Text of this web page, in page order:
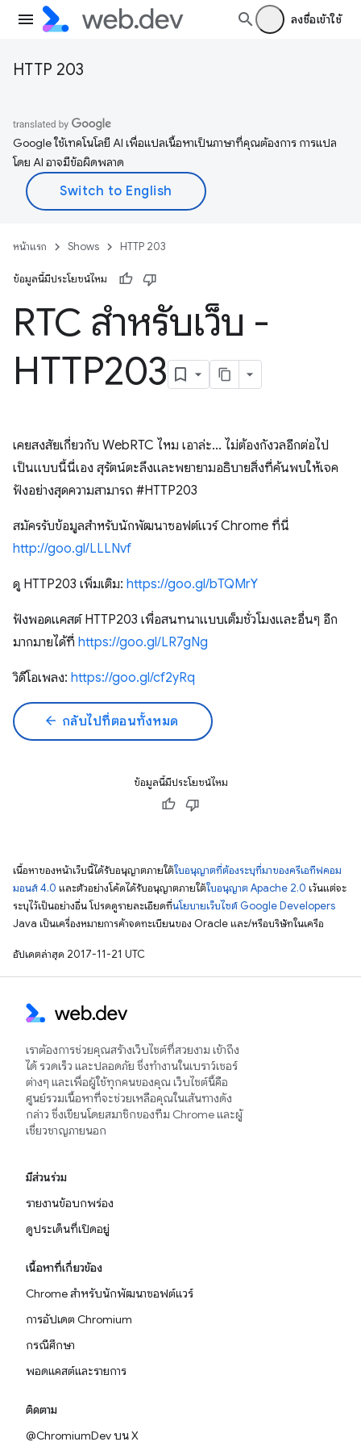
ลงชื่อเข้าใช้
HTTP 203
Google ใช้เทคโนโลยี AI เพื่อแปลเนื้อหาเป็นภาษาที่คุณต้องการ การแปล
โดย AI อาจมีข้อผิดพลาด
หน้าแรก Shows HTTP 203
ข้อมูลนี้มีประโยชน์ไหม
RTC สำหรับเว็บ -
HTTP203
เคยสงสัยเกี่ยวกับ WebRTC ไหม เอาล่ะ... ไม่ต้องกังวลอีกต่อไป
เป็นแบบนี้นี่เอง สุรัตน์ตะลึงและพยายามอธิบายสิ่งที่ค้นพบให้เจค
ฟังอย่างสุดความสามารถ #HTTP203
สมัครรับข้อมูลสำหรับนักพัฒนาซอฟต์แวร์ Chrome ที่นี่
http://goo.gl/LLLNvf
ดู HTTP203 เพิ่มเติม: https://goo.gl/bTQMrY
ฟังพอดแคสต์ HTTP203 เพื่อสนทนาแบบเต็มชั่วโมงและอื่นๆ อีก
มากมายได้ที่ https://goo.gl/LR7gNg
วิดีโอเพลง: https://goo.gl/cf2yRq
arrow_back กลับไปที่ตอนทั้งหมด
ข้อมูลนี้มีประโยชน์ไหม
เนื้อหาของหน้าเว็บนี้ได้รับอนุญาตภายใต้ใบอนุญาตที่ต้องระบุที่มาของครีเอทีฟคอม
มอนส์ 4.0 และตัวอย่างโค้ดได้รับอนุญาตภายใต้ใบอนุญาต Apache 2.0 เว้นแต่จะ
ระบุไว้เป็นอย่างอื่น โปรดดูรายละเอียดที่นโยบายเว็บไซต์ Google Developers
Java เป็นเครื่องหมายการค้าจดทะเบียนของ Oracle และ/หรือบริษัทในเครือ
อัปเดตล่าสุด 2017-11-21 UTC
เราต้องการช่วยคุณสร้างเว็บไซต์ที่สวยงาม เข้าถึง
ได้ รวดเร็ว และปลอดภัย ซึ่งทำงานในเบราว์เซอร์
ต่างๆ และเพื่อผู้ใช้ทุกคนของคุณ เว็บไซต์นี้คือ
ศูนย์รวมเนื้อหาที่จะช่วยเหลือคุณในเส้นทางดัง
กล่าว ซึ่งเขียนโดยสมาชิกของทีม Chrome และผู้
เชี่ยวชาญภายนอก
มีส่วนร่วม
รายงานข้อบกพร่อง
ดูประเด็นที่เปิดอยู่
เนื้อหาที่เกี่ยวข้อง
Chrome สำหรับนักพัฒนาซอฟต์แวร์
การอัปเดต Chromium
กรณีศึกษา
พอดแคสต์และรายการ
ติดตาม
@ChromiumDev บน X